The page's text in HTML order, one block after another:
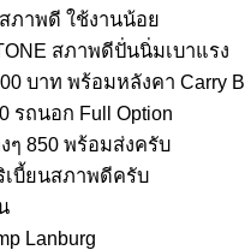
ภาพดี ใช้งานน้อย
สภาพดีปั่นนิ่มเบาแรง
บาท พร้อมหลังคา Carry
รถนอก Full Option
ๆ 850 พร้อมส่งครับ
บี้ยนสภาพดีครับ
Lanburg